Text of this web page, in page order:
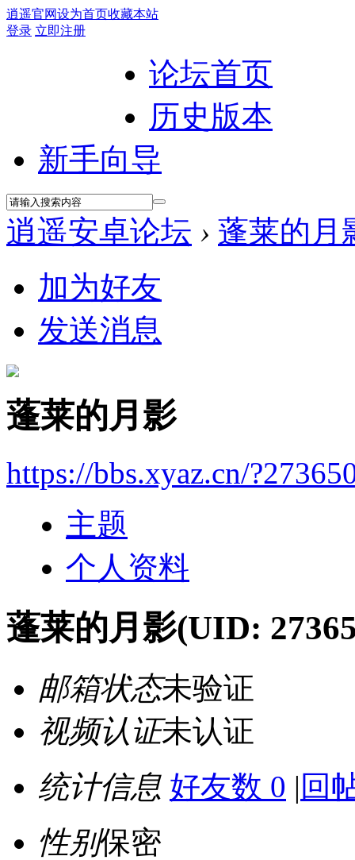
逍遥官网设为首页收藏本站
登录 立即注册
论坛首页
历史版本
新手向导
逍遥安卓论坛 › 蓬莱的月
加为好友
发送消息
蓬莱的月影
https://bbs.xyaz.cn/
主题
个人资料
蓬莱的月影(UID:
邮箱状态未验证
视频认证未认证
统计信息 好友数 0 | 回
性别保密